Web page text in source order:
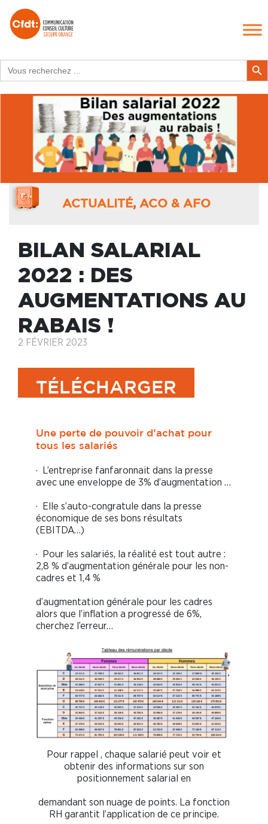
for:
Search
ACTUALITÉ, ACO & AFO
BILAN SALARIAL
2022 : DES
AUGMENTATIONS AU
RABAIS !
2 FÉVRIER 2023
TÉLÉCHARGER
Une perte de pouvoir d’achat pour
tous les salariés
· L’entreprise fanfaronnait dans la presse
avec une enveloppe de 3% d’augmentation …
· Elle s’auto-congratule dans la presse
économique de ses bons résultats
(EBITDA…)
· Pour les salariés, la réalité est tout autre :
2,8 % d’augmentation générale pour les non-
cadres et 1,4 %
d’augmentation générale pour les cadres
alors que l’inflation a progressé de 6%,
cherchez l’erreur…
Pour rappel , chaque salarié peut voir et
obtenir des informations sur son
positionnement salarial en
demandant son nuage de points. La fonction
RH garantit l’application de ce principe.